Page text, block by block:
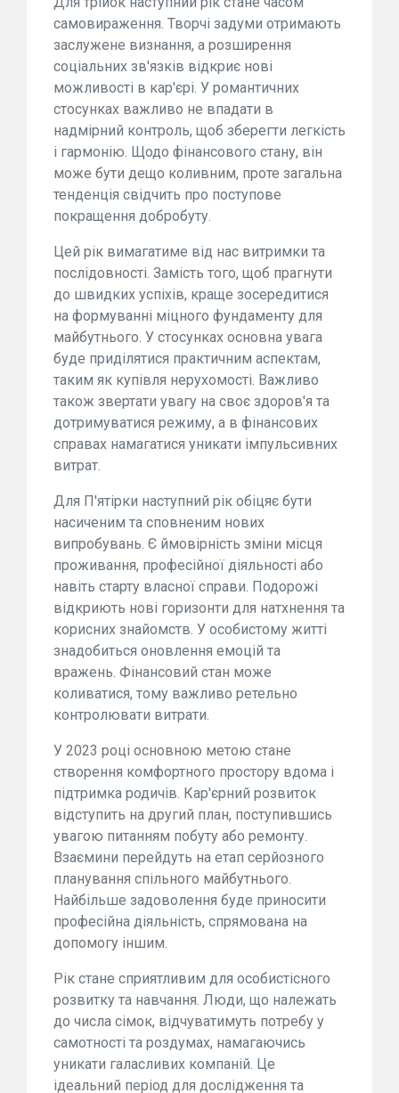
самовираження. Творчі задуми отримають
заслужене визнання, а розширення
соціальних зв'язків відкриє нові
можливості в кар'єрі. У романтичних
стосунках важливо не впадати в
надмірний контроль, щоб зберегти легкість
і гармонію. Щодо фінансового стану, він
може бути дещо коливним, проте загальна
тенденція свідчить про поступове
покращення добробуту.
Цей рік вимагатиме від нас витримки та
послідовності. Замість того, щоб прагнути
до швидких успіхів, краще зосередитися
на формуванні міцного фундаменту для
майбутнього. У стосунках основна увага
буде приділятися практичним аспектам,
таким як купівля нерухомості. Важливо
також звертати увагу на своє здоров'я та
дотримуватися режиму, а в фінансових
справах намагатися уникати імпульсивних
витрат.
Для П'ятірки наступний рік обіцяє бути
насиченим та сповненим нових
випробувань. Є ймовірність зміни місця
проживання, професійної діяльності або
навіть старту власної справи. Подорожі
відкриють нові горизонти для натхнення та
корисних знайомств. У особистому житті
знадобиться оновлення емоцій та
вражень. Фінансовий стан може
коливатися, тому важливо ретельно
контролювати витрати.
У 2023 році основною метою стане
створення комфортного простору вдома і
підтримка родичів. Кар'єрний розвиток
відступить на другий план, поступившись
увагою питанням побуту або ремонту.
Взаємини перейдуть на етап серйозного
планування спільного майбутнього.
Найбільше задоволення буде приносити
професійна діяльність, спрямована на
допомогу іншим.
Рік стане сприятливим для особистісного
розвитку та навчання. Люди, що належать
до числа сімок, відчуватимуть потребу у
самотності та роздумах, намагаючись
уникати галасливих компаній. Це
ідеальний період для дослідження та